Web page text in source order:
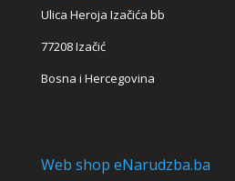
Ulica Heroja Izačića bb
77208 Izačić
Bosna i Hercegovina
Web shop eNarudzba.ba